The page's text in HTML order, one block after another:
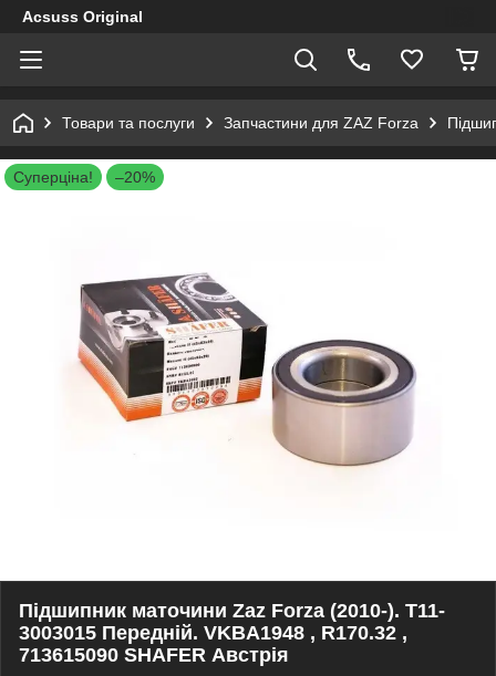
Acsuss Original
Товари та послуги Запчастини для ZAZ Forza
Суперціна! –20%
Підшипник маточини Zaz Forza (2010-). T11-
3003015 Передній. VKBA1948 , R170.32 ,
713615090 SHAFER Австрія